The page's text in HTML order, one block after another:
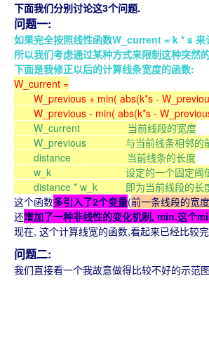
下面我们分别讨论这3个问题.
问题一:
如果完全按照线性函数W_current = k * s
所以我们考虑通过某种方式来限制这种突然
下面是我修正以后的计算线条宽度的函数:
W_current =
W_previous + min( abs(k*s -
W_previous - min( abs(k*s -
W_current 当前线段的宽度
W_previous 与当前线条相邻的前
distance 当前线条的长度
w_k 设定的一个固定阈值,表示:单
distance * w_k 即为当前线段的长度内,
这个函数多引入了2个变量(前一条线段的宽
还增加了一种非线性的变化机制, min.这个
现在, 这个计算线宽的函数,看起来已经比较
问题二:
我们直接看一个我故意做得比较不好的示范